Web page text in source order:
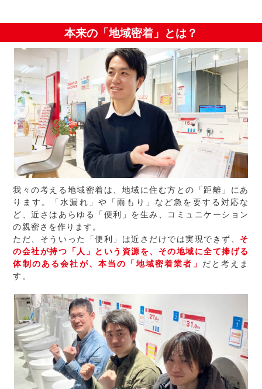
本来の「地域密着」とは？
我々の考える地域密着は、地域に住む方との「距離」にあ
ります。「水漏れ」や「雨もり」など急を要する対応な
ど、近さはあらゆる「便利」を生み、コミュニケーション
の親密さを作ります。
ただ、そういった「便利」は近さだけでは実現できず、 そ
の会社が持つ「人」という資源を、その地域に全て捧げる
体制のある会社が、本当の「地域密着業者」 だと考えま
す。